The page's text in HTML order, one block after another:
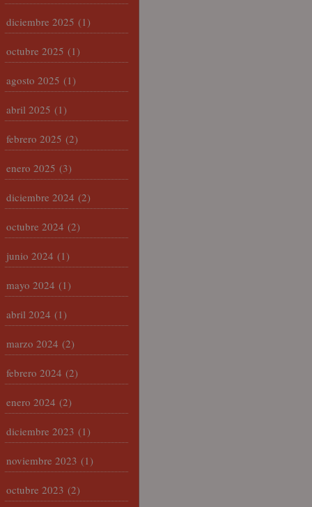
diciembre 2025 (1)
octubre 2025 (1)
agosto 2025 (1)
abril 2025 (1)
febrero 2025 (2)
enero 2025 (3)
diciembre 2024 (2)
octubre 2024 (2)
junio 2024 (1)
mayo 2024 (1)
abril 2024 (1)
marzo 2024 (2)
febrero 2024 (2)
enero 2024 (2)
diciembre 2023 (1)
noviembre 2023 (1)
octubre 2023 (2)